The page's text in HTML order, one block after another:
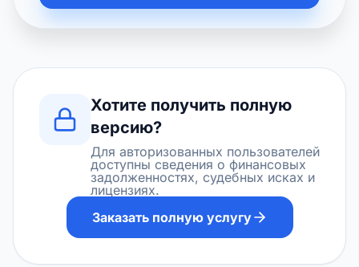
Хотите получить полную
версию?
Для авторизованных пользователей
доступны сведения о финансовых
задолженностях, судебных исках и
лицензиях.
Заказать полную услугу